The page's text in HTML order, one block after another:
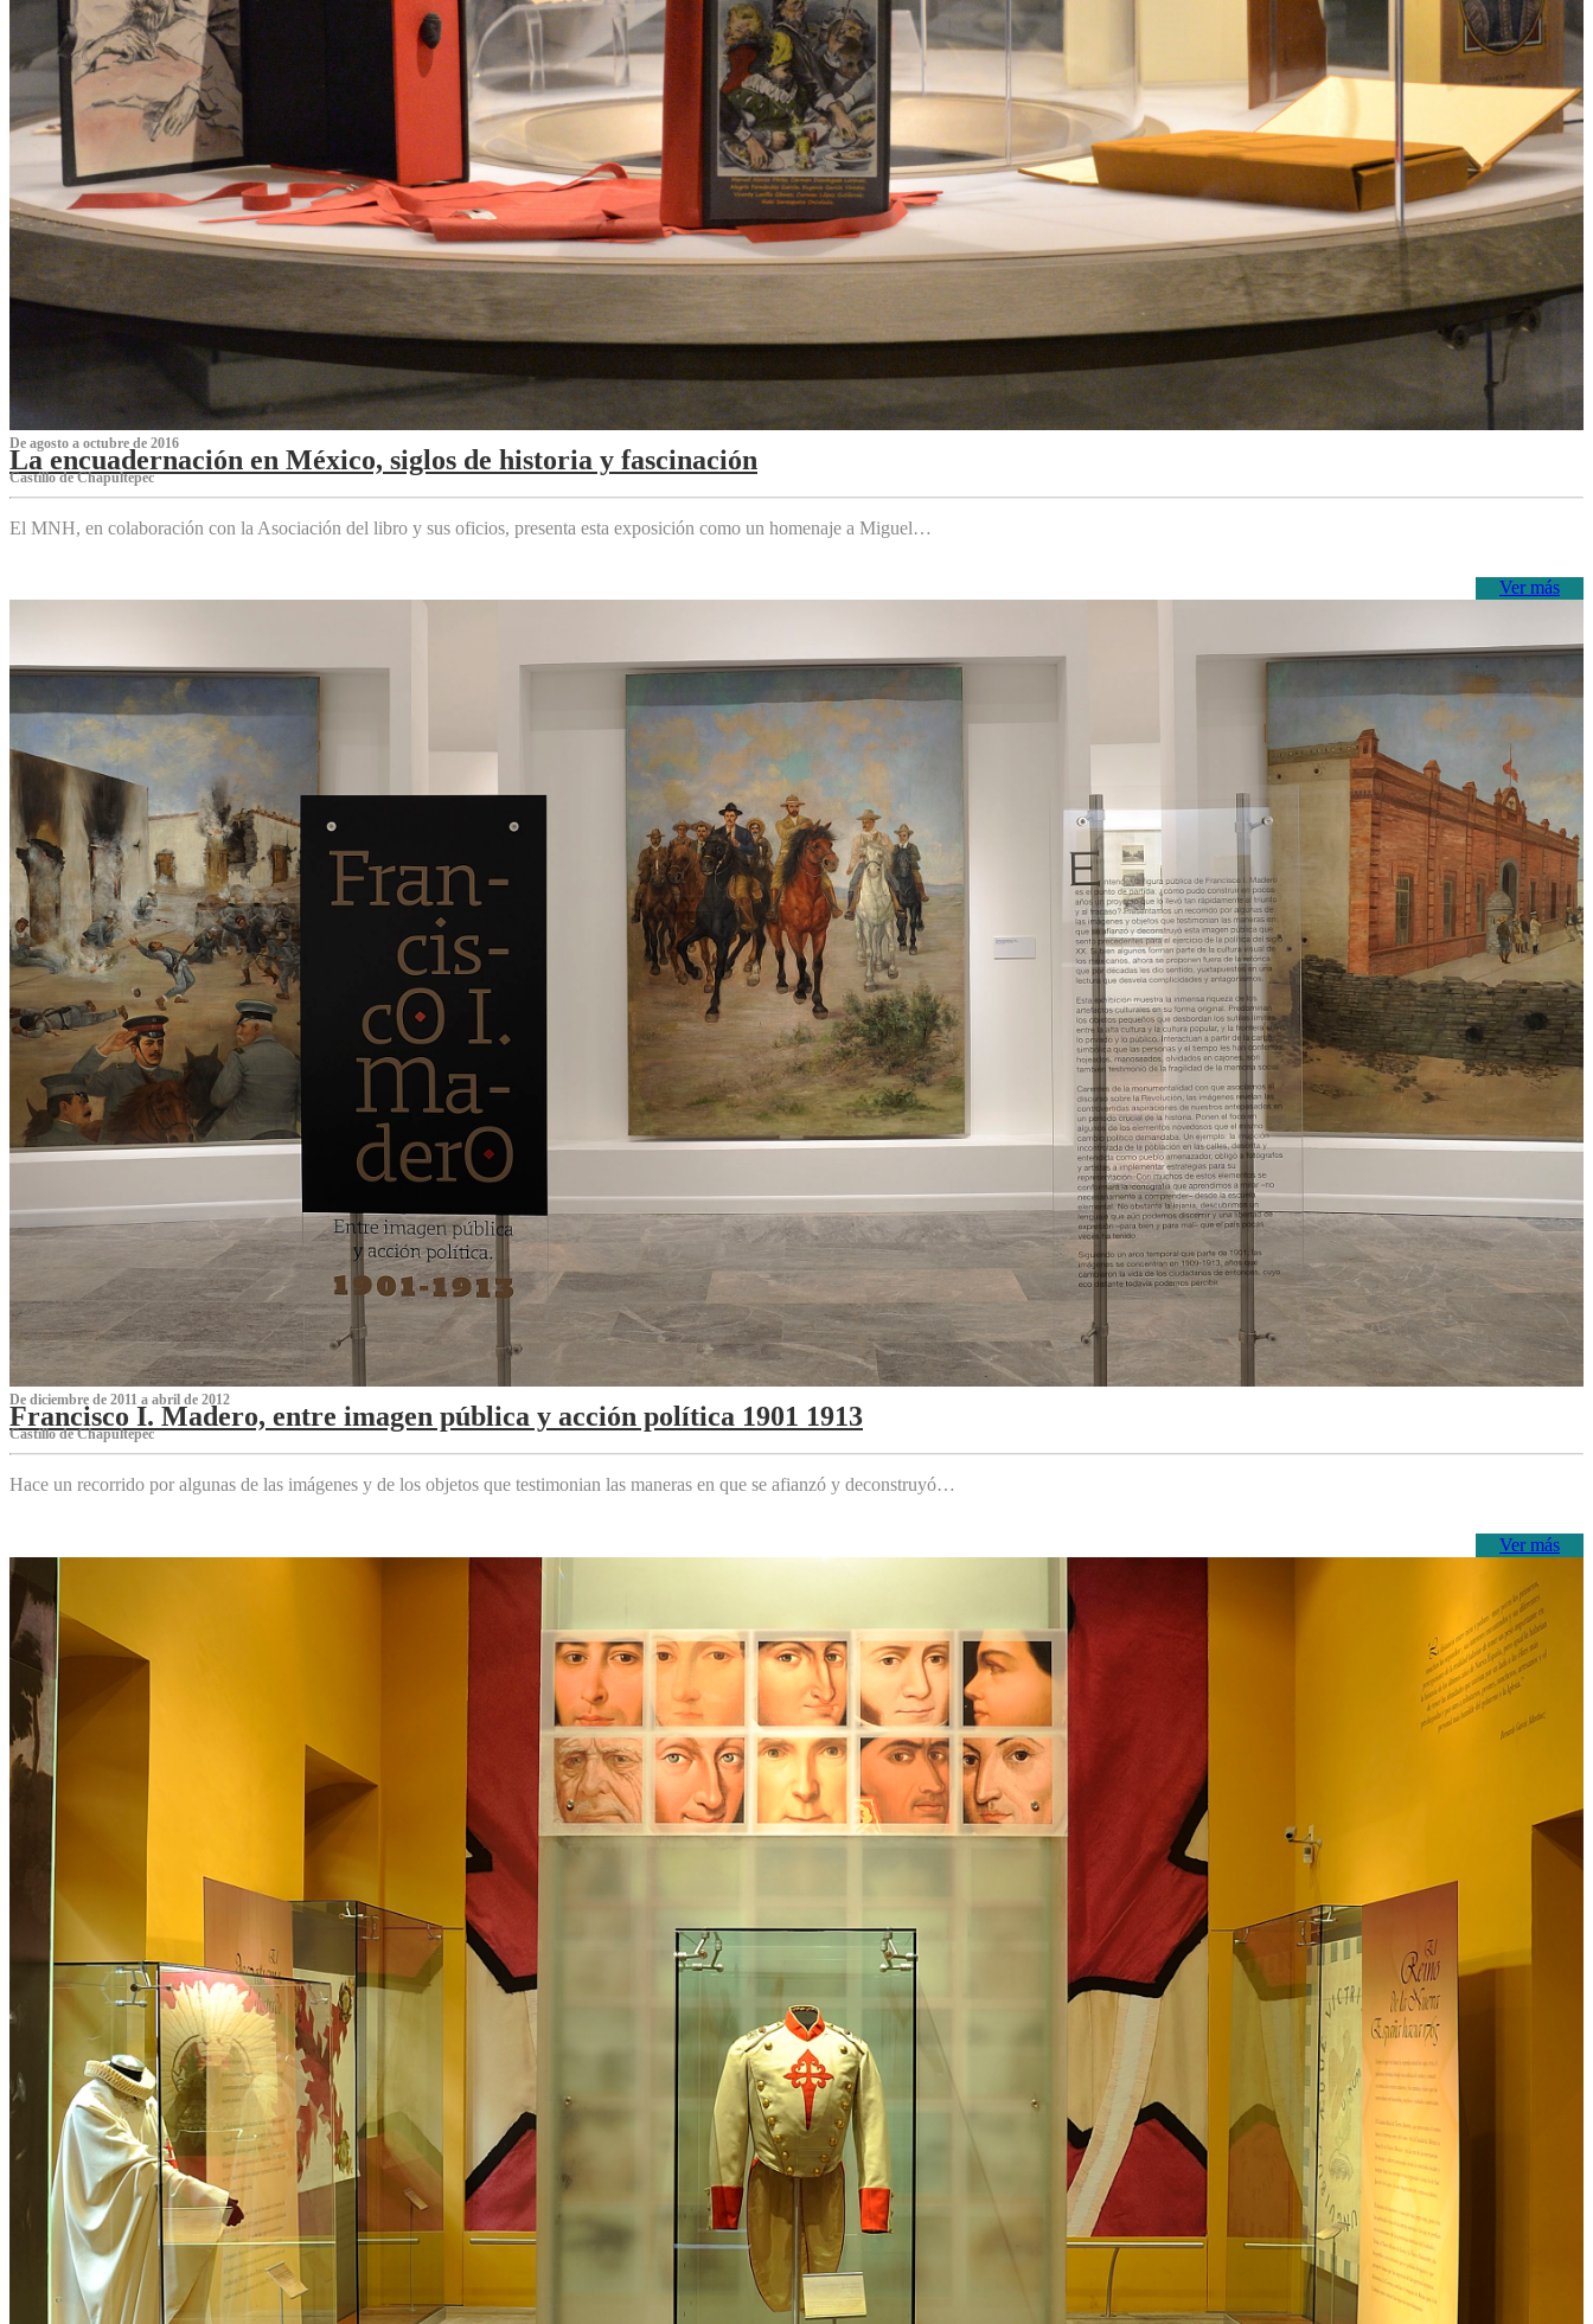
De agosto a octubre de 2016
La encuadernación en México, siglos de historia y fascinación
Castillo de Chapultepec
El MNH, en colaboración con la Asociación del libro y sus oficios, presenta esta exposición como un homenaje a Miguel…
Ver más
De diciembre de 2011 a abril de 2012
Francisco I. Madero, entre imagen pública y acción política 1901 1913
Castillo de Chapultepec
Hace un recorrido por algunas de las imágenes y de los objetos que testimonian las maneras en que se afianzó y deconstruyó…
Ver más